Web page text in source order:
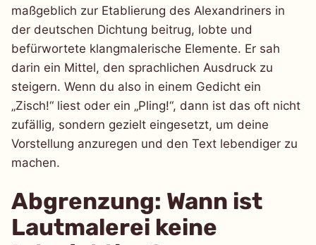
maßgeblich zur Etablierung des Alexandriners in
der deutschen Dichtung beitrug, lobte und
befürwortete klangmalerische Elemente. Er sah
darin ein Mittel, den sprachlichen Ausdruck zu
steigern. Wenn du also in einem Gedicht ein
„Zisch!“ liest oder ein „Pling!“, dann ist das oft nicht
zufällig, sondern gezielt eingesetzt, um deine
Vorstellung anzuregen und den Text lebendiger zu
machen.
Abgrenzung: Wann ist
Lautmalerei keine